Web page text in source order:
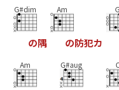
G#dim
の隅
Am
の防犯カ
G
Am G#aug C